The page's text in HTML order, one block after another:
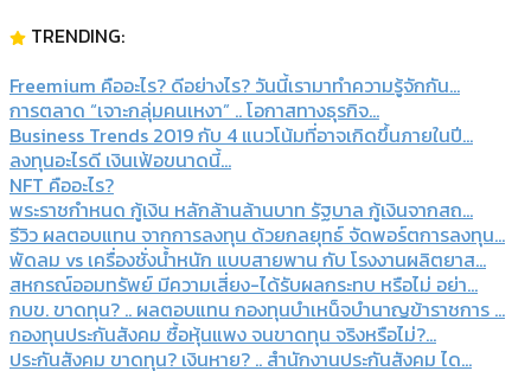
TRENDING:
Freemium คืออะไร? ดีอย่างไร? วันนี้เรามาทำความรู้จักกัน...
การตลาด “เจาะกลุ่มคนเหงา” .. โอกาสทางธุรกิจ...
Business Trends 2019 กับ 4 แนวโน้มที่อาจเกิดขึ้นภายในปี...
ลงทุนอะไรดี เงินเฟ้อขนาดนี้...
NFT คืออะไร?
พระราชกำหนด กู้เงิน หลักล้านล้านบาท รัฐบาล กู้เงินจากสถ...
รีวิว ผลตอบแทน จากการลงทุน ด้วยกลยุทธ์ จัดพอร์ตการลงทุน...
พัดลม vs เครื่องชั่งน้ำหนัก แบบสายพาน กับ โรงงานผลิตยาส...
สหกรณ์ออมทรัพย์ มีความเสี่ยง-ได้รับผลกระทบ หรือไม่ อย่า...
กบข. ขาดทุน? .. ผลตอบแทน กองทุนบําเหน็จบํานาญข้าราชการ ...
กองทุนประกันสังคม ซื้อหุ้นแพง จนขาดทุน จริงหรือไม่?...
ประกันสังคม ขาดทุน? เงินหาย? .. สํานักงานประกันสังคม ได...